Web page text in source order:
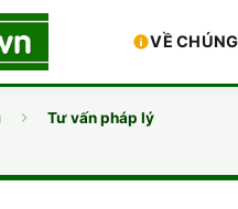
VỀ
Tư vấn pháp lý